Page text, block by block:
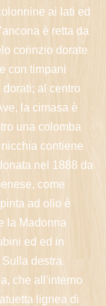
ai lati ed
è retta da
corinzio dorate
con timpani
al centro
la cimasa è
una colomba
contiene
nel 1888 da
come
ad olio è
la Madonna
ed ed in
destra
che all'interno
lignea di